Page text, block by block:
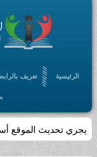
الرئيسية تعريف بالرابطة
يجري تحديث الموقع